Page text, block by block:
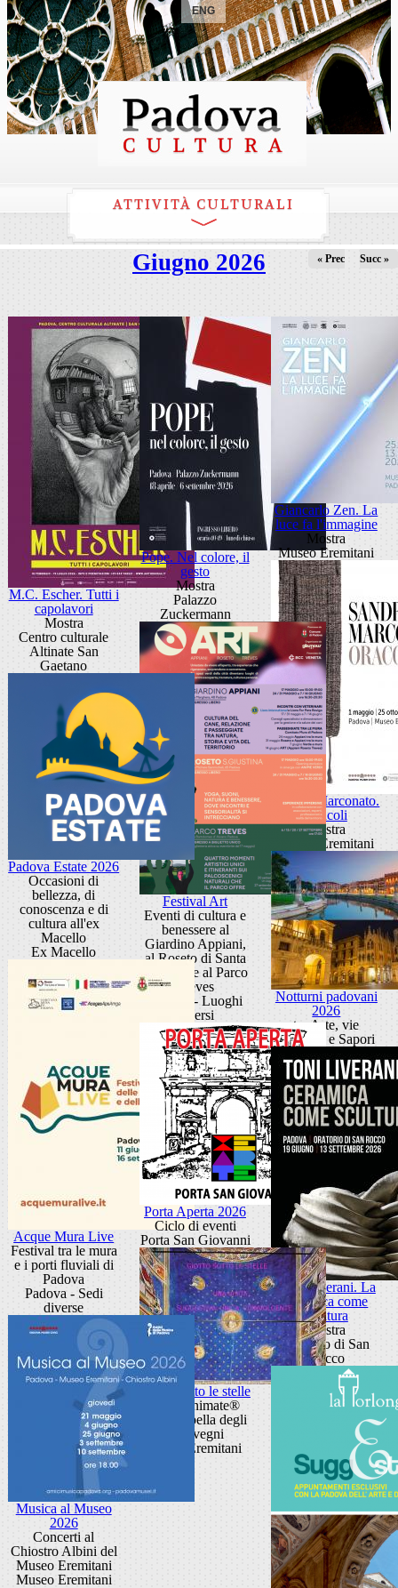
ENG
ATTIVITÀ CULTURALI
Giugno 2026 « Prec Succ »
M.C. Escher. Tutti i
capolavori
Mostra
Centro culturale
Altinate San
Gaetano
Pope. Nel colore, il
gesto
Mostra
Palazzo
Zuckermann
Giancarlo Zen. La
luce fa l'immagine
Mostra
Museo Eremitani
Sandra Marconato.
Oracoli
Mostra
Museo Eremitani
Festival Art
Eventi di cultura e
benessere al
Giardino Appiani,
al Roseto di Santa
Giustina e al Parco
Treves
Padova - Luoghi
diversi
Padova Estate 2026
Occasioni di
bellezza, di
conoscenza e di
cultura all'ex
Macello
Ex Macello
Notturni padovani
2026
tra Arte, vie
d'Acqua e Sapori
Acque Mura Live
Festival tra le mura
e i porti fluviali di
Padova
Padova - Sedi
diverse
Porta Aperta 2026
Ciclo di eventi
Porta San Giovanni
Toni Liverani. La
ceramica come
scultura
Mostra
Oratorio di San
Rocco
Giotto sotto le stelle
Visite animate®
alla Cappella degli
Scrovegni
piazza Eremitani
Musica al Museo
2026
Concerti al
Chiostro Albini del
Museo Eremitani
Museo Eremitani